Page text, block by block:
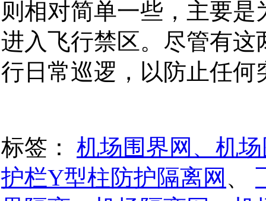
则相对简单一些，主要
进入飞行禁区。尽管有
行日常巡逻，以防止任何
标签： 机场围界网、机
护栏Y型柱防护隔离网 、